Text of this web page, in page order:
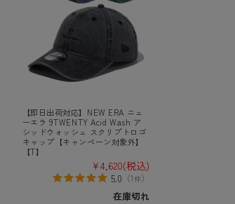
【即日出荷対応】NEW ERA ニュ
ーエラ 9TWENTY Acid Wash ア
シッドウォッシュ スクリプトロゴ
キャップ【キャンペーン対象外】
【T】
¥4,620(税込)
5.0 （1件）
在庫切れ